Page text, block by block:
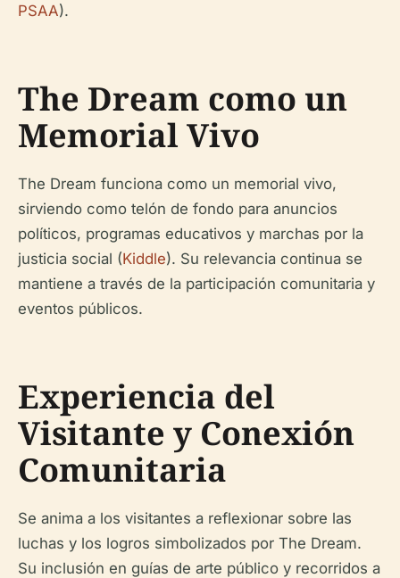
PSAA).
The Dream como un
Memorial Vivo
The Dream funciona como un memorial vivo,
sirviendo como telón de fondo para anuncios
políticos, programas educativos y marchas por la
justicia social (Kiddle). Su relevancia continua se
mantiene a través de la participación comunitaria y
eventos públicos.
Experiencia del
Visitante y Conexión
Comunitaria
Se anima a los visitantes a reflexionar sobre las
luchas y los logros simbolizados por The Dream.
Su inclusión en guías de arte público y recorridos a